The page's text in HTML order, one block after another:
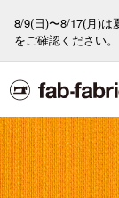
8/9(日)〜8/17(月)は
をご確認ください。